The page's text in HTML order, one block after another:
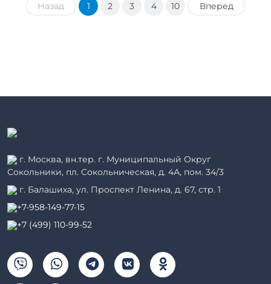
Назад 1 2 3 4 10 Вперед
г. Москва, вн.тер. г. Муниципальный Округ
Сокольники, пл. Сокольническая, д. 4А, пом. 34/3
г. Балашиха, ул. Проспект Ленина, д. 67, стр. 1
+7-958-149-77-15
+7 (499) 110-99-52